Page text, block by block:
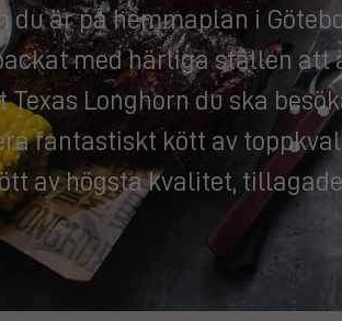
du är på hemmaplan i
med härliga ställen att
Longhorn du ska
fantastiskt kött av
av högsta kvalitet,